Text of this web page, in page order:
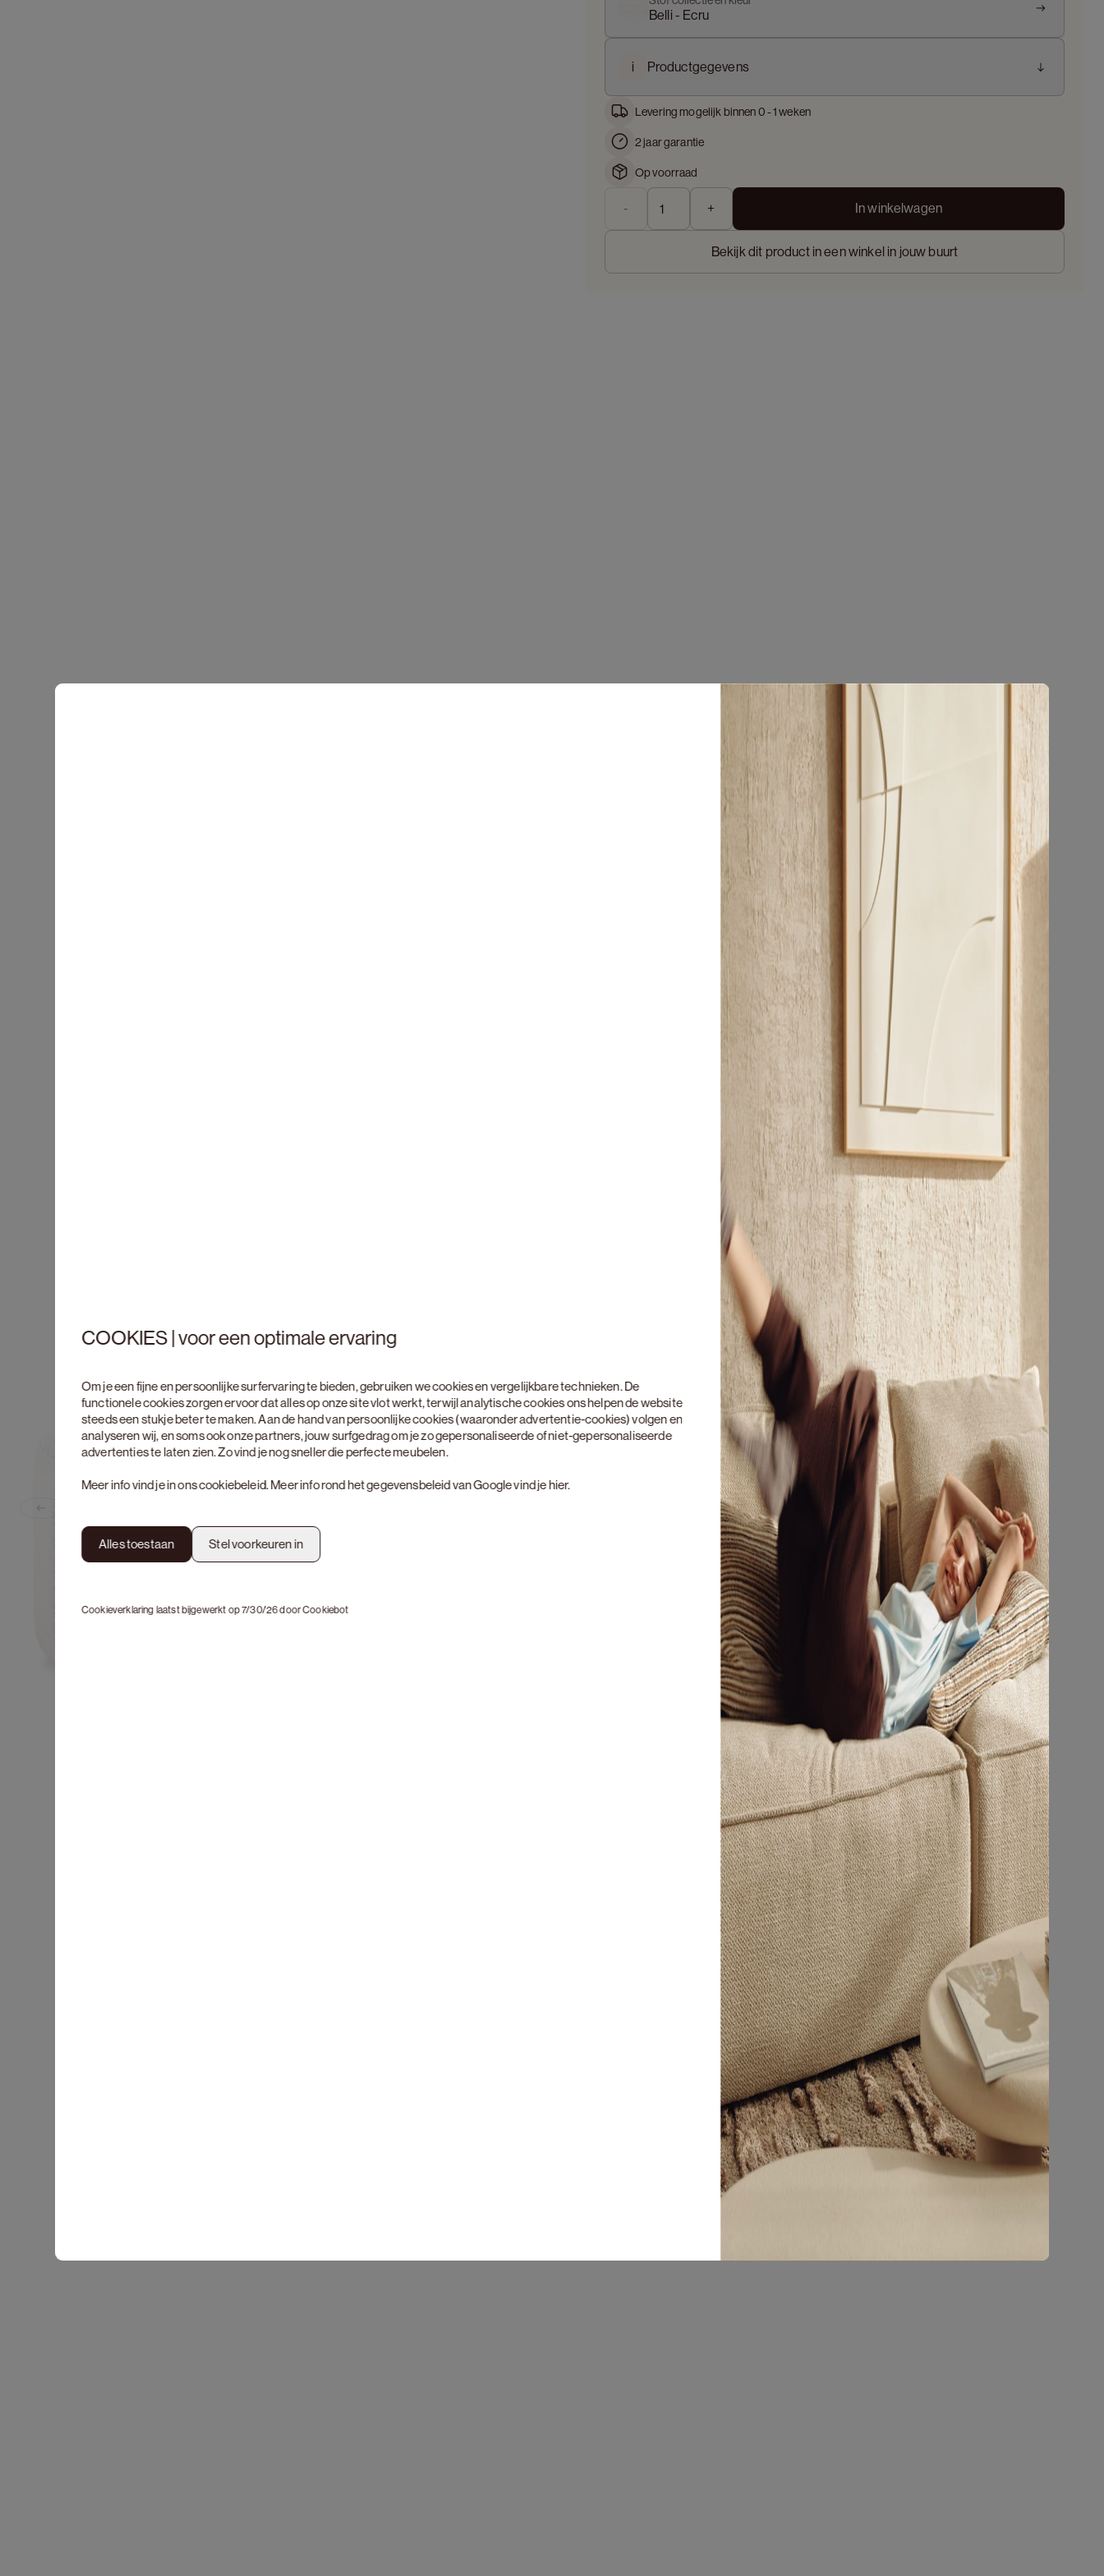
COOKIES | voor een optimale ervaring
Om je een fijne en persoonlijke surfervaring te bieden, gebruiken we cookies en vergelijkbare technieken. De
functionele cookies zorgen ervoor dat alles op onze site vlot werkt, terwijl analytische cookies ons helpen de website
steeds een stukje beter te maken. Aan de hand van persoonlijke cookies (waaronder advertentie-cookies) volgen en
analyseren wij, en soms ook onze partners, jouw surfgedrag om je zo gepersonaliseerde of niet-gepersonaliseerde
advertenties te laten zien. Zo vind je nog sneller die perfecte meubelen.
Meer info vind je in onscookiebeleid. Meer info rond het gegevensbeleid van Google vind jehier.
Alles toestaan Stel voorkeuren in
Cookieverklaring laatst bijgewerkt op 7/30/26 doorCookiebot
Belli - Ecru
i Productgegevens
Levering mogelijk binnen 0 - 1 weken
2 jaar garantie
Op voorraad
- + In winkelwagen
Bekijk dit product in een winkel in jouw buurt